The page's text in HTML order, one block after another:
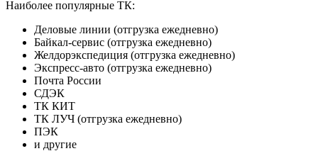
Наиболее популярные ТК:
Деловые линии (отгрузка ежедневно)
Байкал-сервис (отгрузка ежедневно)
Желдорэкспедиция (отгрузка ежедневно)
Экспресс-авто (отгрузка ежедневно)
Почта России
СДЭК
ТК КИТ
ТК ЛУЧ (отгрузка ежедневно)
ПЭК
и другие